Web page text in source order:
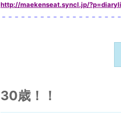
http://maekenseat.syncl.jp/
－－－－－－－－－－－－－－－－－－
30歳！！